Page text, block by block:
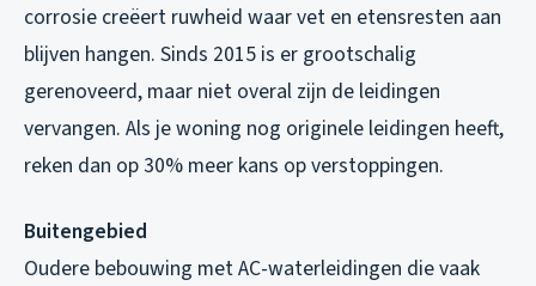
corrosie creëert ruwheid waar vet en etensresten aan
blijven hangen. Sinds 2015 is er grootschalig
gerenoveerd, maar niet overal zijn de leidingen
vervangen. Als je woning nog originele leidingen heeft,
reken dan op 30% meer kans op verstoppingen.
Buitengebied
Oudere bebouwing met AC-waterleidingen die vaak